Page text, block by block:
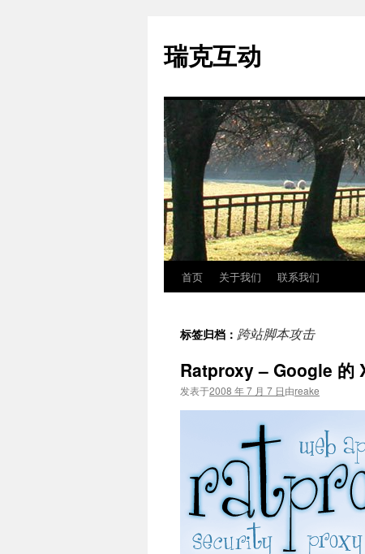
瑞克互动
正
首页 关于我们 联系我们
标签归档： 跨站脚本攻击
Ratproxy – Google 的
发表于2008 年 7 月 7 日由reake